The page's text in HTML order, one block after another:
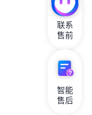
联系
售前
智能
售后